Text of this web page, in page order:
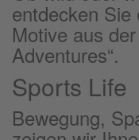
entdecken
Motive aus
Adventures“.
Sports Life
Bewegung,